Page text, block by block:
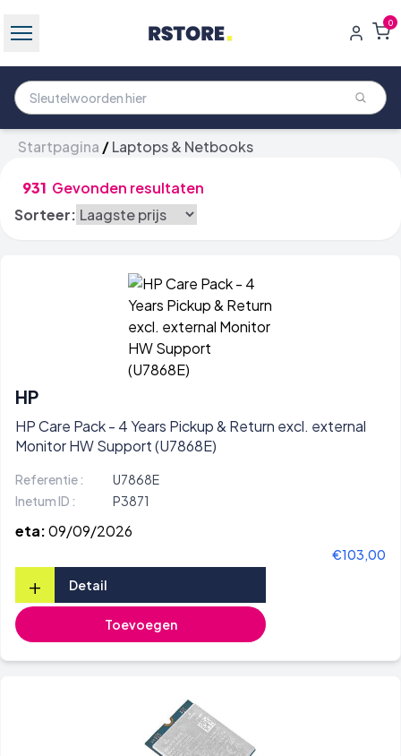
0
Startpagina /Laptops & Netbooks
931 Gevonden resultaten
Sorteer:
HP
HP Care Pack - 4 Years Pickup & Return excl. external
Monitor HW Support (U7868E)
Referentie :
U7868E
Inetum ID :
P3871
eta:09/09/2026
€103,00
+ Detail
Toevoegen